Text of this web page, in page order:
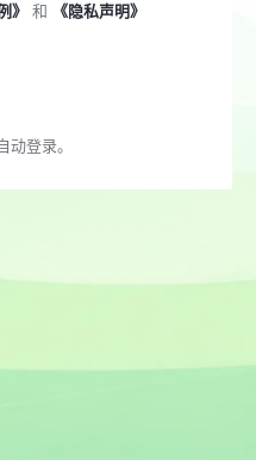
》 和 《隐私声明》
登录。